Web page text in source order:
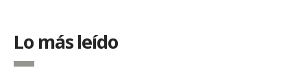
Lo más leído